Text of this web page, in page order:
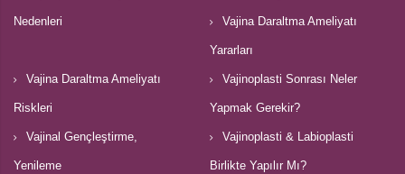
Nedenleri Vajina Daraltma Ameliyatı
Yararları
Vajina Daraltma Ameliyatı
Riskleri
Vajinoplasti Sonrası Neler
Yapmak Gerekir?
Vajinal Gençleştirme,
Yenileme
Vajinoplasti & Labioplasti
Birlikte Yapılır Mı?